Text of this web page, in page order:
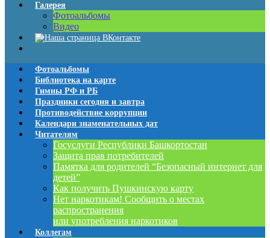
Галерея
Фотоальбомы
Видео
Фотоальбомы
Библиотека на карте
Гимны РФ и РБ
Праздники сегодня и завтра
Противодействие коррупции
Календари знаменательных дат
Читателям
Госуслуги Республики Башкортостан
Защита прав потребителей
Памятка для родителей “Безопасный интернет для
детей”
Как получить Пушкинскую карту
Нет наркотикам! Сообщить о местах
распространения
или употребления наркотиков
Коллегам